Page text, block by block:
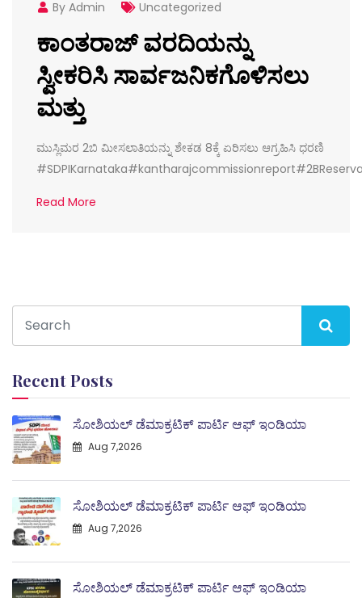
By Admin Uncategorized
ಕಾಂತರಾಜ್ ವರದಿಯನ್ನು
ಸ್ವೀಕರಿಸಿ ಸಾರ್ವಜನಿಕಗೊಳಿಸಲು
ಮತ್ತು
ಮುಸ್ಲಿಮರ 2ಬಿ ಮೀಸಲಾತಿಯನ್ನು ಶೇಕಡ 8ಕ್ಕೆ ಏರಿಸಲು ಆಗ್ರಹಿಸಿ ಧರಣಿ
Read More
Recent Posts
ಸೋಶಿಯಲ್ ಡೆಮಾಕ್ರಟಿಕ್ ಪಾರ್ಟಿ ಆಫ್ ಇಂಡಿಯಾ
Aug 7,2026
ಸೋಶಿಯಲ್ ಡೆಮಾಕ್ರಟಿಕ್ ಪಾರ್ಟಿ ಆಫ್ ಇಂಡಿಯಾ
Aug 7,2026
ಸೋಶಿಯಲ್ ಡೆಮಾಕ್ರಟಿಕ್ ಪಾರ್ಟಿ ಆಫ್ ಇಂಡಿಯಾ